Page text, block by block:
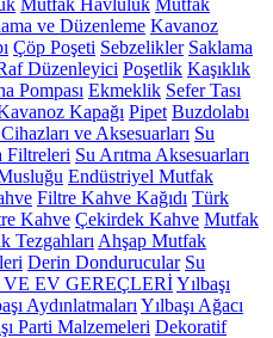
Mutfak Havluluk Mutfak
ve Düzenleme Kavanoz
Çöp Poşeti Sebzelikler Saklama
Düzenleyici Poşetlik Kaşıklık
Pompası Ekmeklik Sefer Tası
Kapağı Pipet Buzdolabı
ve Aksesuarları Su
Filtreleri Su Arıtma Aksesuarları
Endüstriyel Mutfak
Filtre Kahve Kağıdı Türk
Kahve Çekirdek Kahve Mutfak
Tezgahları Ahşap Mutfak
Derin Dondurucular Su
EV GEREÇLERİYılbaşı
Aydınlatmaları Yılbaşı Ağacı
Parti Malzemeleri Dekoratif